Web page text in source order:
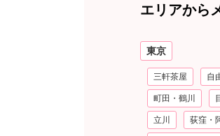
エリアから
東京
三軒茶屋 自
町田・鶴川
立川 荻窪・